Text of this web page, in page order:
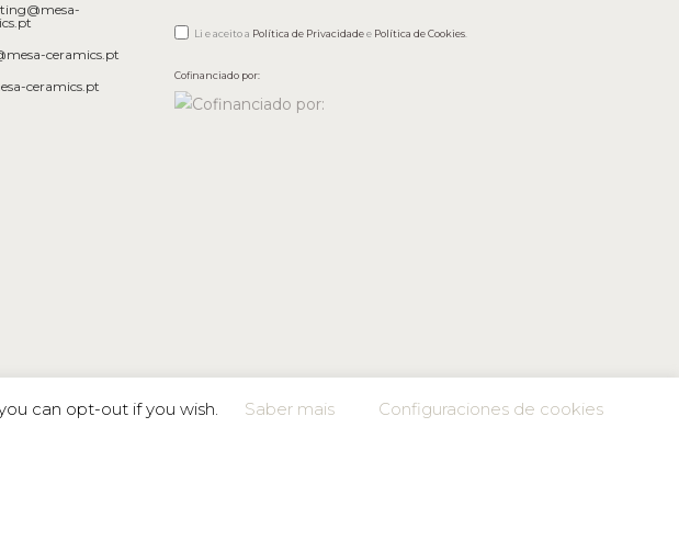
ceramics.pt
ceramics.pt
Li e aceito a Política de Privacidadee Política de Cookies.
Cofinanciado por:
can opt-out if you wish. Saber mais Configuraciones de cookies